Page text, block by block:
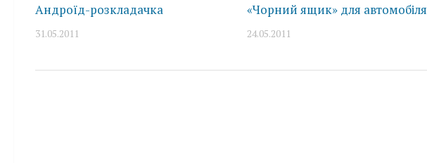
Андроїд-розкладачка
31.05.2011
«Чорний ящик» для автомобіля
24.05.2011